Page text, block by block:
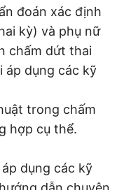
đoán xác định
kỳ) và phụ nữ
chấm dứt thai
áp dụng các kỹ
trong chấm
hợp cụ thể.
dụng các kỹ